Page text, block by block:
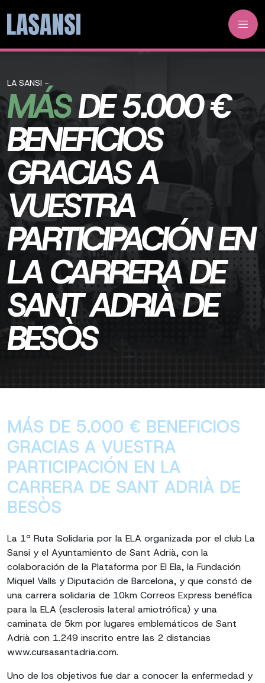
LA SANSI -
MÁSDE 5.000 €
BENEFICIOS
GRACIAS A
VUESTRA
PARTICIPACIÓN EN
LA CARRERA DE
SANT ADRIÀ DE
BESÒS
MÁS DE 5.000 € BENEFICIOS
GRACIAS A VUESTRA
PARTICIPACIÓN EN LA
CARRERA DE SANT ADRIÀ DE
BESÒS
La 1ª Ruta Solidaria por la ELA organizada por el club La
Sansi y el Ayuntamiento de Sant Adrià, con la
colaboración de la Plataforma por El Ela, la Fundación
Miquel Valls y Diputación de Barcelona, ​​y que constó de
una carrera solidaria de 10km Correos Express benéfica
para la ELA (esclerosis lateral amiotrófica) y una
caminata de 5km por lugares emblemáticos de Sant
Adrià con 1.249 inscrito entre las 2 distancias
www.cursasantadria.com.
Uno de los objetivos fue dar a conocer la enfermedad y